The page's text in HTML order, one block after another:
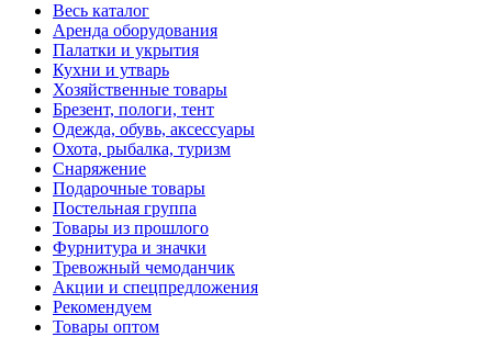
Весь каталог
Аренда оборудования
Палатки и укрытия
Кухни и утварь
Хозяйственные товары
Брезент, пологи, тент
Одежда, обувь, аксессуары
Охота, рыбалка, туризм
Снаряжение
Подарочные товары
Постельная группа
Товары из прошлого
Фурнитура и значки
Тревожный чемоданчик
Акции и спецпредложения
Рекомендуем
Товары оптом